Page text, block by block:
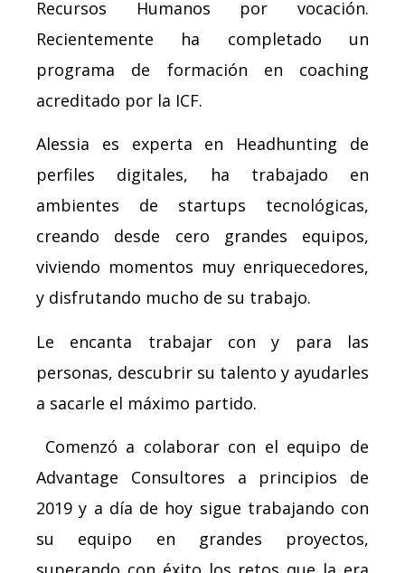
Recursos Humanos por vocación.
Recientemente ha completado un
programa de formación en coaching
acreditado por la ICF.
Alessia es experta en Headhunting de
perfiles digitales, ha trabajado en
ambientes de startups tecnológicas,
creando desde cero grandes equipos,
viviendo momentos muy enriquecedores,
y disfrutando mucho de su trabajo.
Le encanta trabajar con y para las
personas, descubrir su talento y ayudarles
a sacarle el máximo partido.
Comenzó a colaborar con el equipo de
Advantage Consultores a principios de
2019 y a día de hoy sigue trabajando con
su equipo en grandes proyectos,